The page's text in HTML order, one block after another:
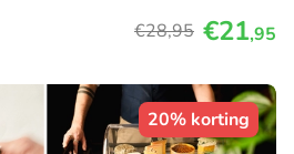
€28,95 €21,95
20% korting